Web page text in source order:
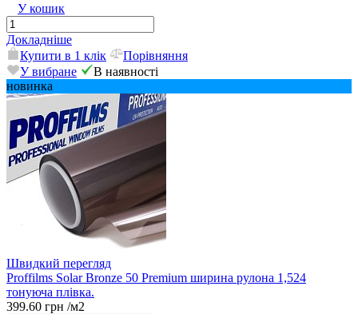
У кошик
Докладніше
Купити в 1 клік
Порівняння
У вибране
В наявності
новинка
Швидкий перегляд
Proffilms Solar Bronze 50 Premium ширина рулона 1,524
тонуюча плівка.
399.60 грн /м2